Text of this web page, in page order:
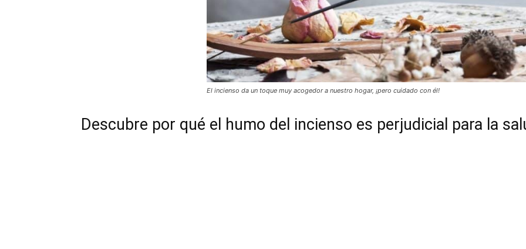
El incienso da un toque muy acogedor a nuestro hogar, ¡pero cuidado con él!
Descubre por qué el humo del incienso es perjudicial para la